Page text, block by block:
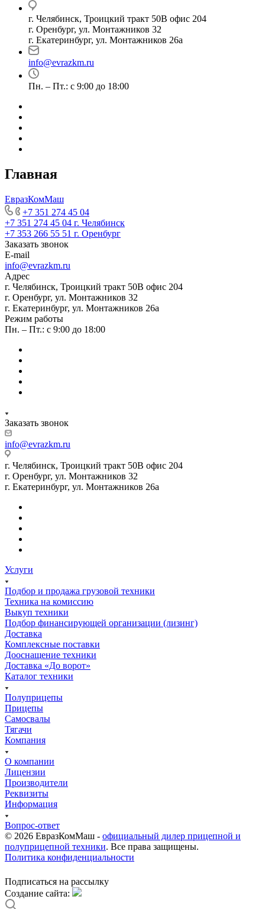
г. Челябинск, Троицкий тракт 50В офис 204
г. Оренбург, ул. Монтажников 32
г. Екатеринбург, ул. Монтажников 26а
info@evrazkm.ru
Пн. – Пт.: с 9:00 до 18:00
Главная
ЕвразКомМаш
+7 351 274 45 04
+7 351 274 45 04 г. Челябинск
+7 353 266 55 51 г. Оренбург
Заказать звонок
E-mail
info@evrazkm.ru
Адрес
г. Челябинск, Троицкий тракт 50В офис 204
г. Оренбург, ул. Монтажников 32
г. Екатеринбург, ул. Монтажников 26а
Режим работы
Пн. – Пт.: с 9:00 до 18:00
Заказать звонок
info@evrazkm.ru
г. Челябинск, Троицкий тракт 50В офис 204
г. Оренбург, ул. Монтажников 32
г. Екатеринбург, ул. Монтажников 26а
Услуги
Подбор и продажа грузовой техники
Техника на комиссию
Выкуп техники
Подбор финансирующей организации (лизинг)
Доставка
Комплексные поставки
Дооснащение техники
Доставка «До ворот»
Каталог техники
Полуприцепы
Прицепы
Самосвалы
Тягачи
Компания
О компании
Лицензии
Производители
Реквизиты
Информация
Вопрос-ответ
© 2026 ЕвразКомМаш - официальный дилер прицепной и
полуприцепной техники. Все права защищены.
Политика конфиденциальности
Подписаться на рассылку
Cоздание сайта: